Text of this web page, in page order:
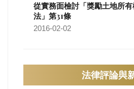
從實務面檢討「獎勵土地所
法」第31條
2016-02-02
法律評論與